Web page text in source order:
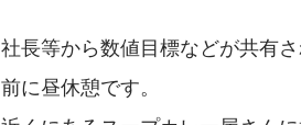
社長等から数値目標などが共有
前に昼休憩です。